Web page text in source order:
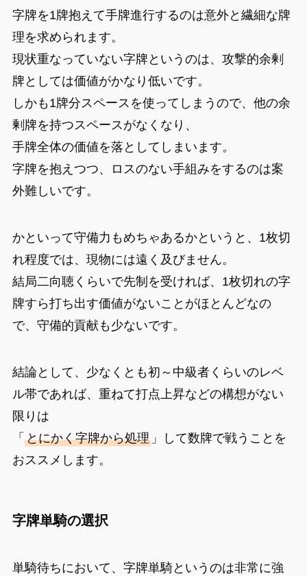
字牌を1牌抱えて手牌進行するのは意外と繊細な牌
理を求められます。
現状重なっていない字牌というのは、攻撃的余剰
牌としては価値がかなり低いです。
しかも1牌分スペースを使ってしまうので、他の余
剰牌を持つスペースがなくなり、
手牌全体の価値を落としてしまいます。
字牌を抱えつつ、ロスのない手組みをするのは案
外難しいです。
かといって守備力もめちゃあるかというと、1枚切
れ程度では、現物には遠く及びません。
結局二向聴くらいで先制を受ければ、1枚切れの字
牌すら打ち出す価値がないことがほとんどなの
で、守備的貢献も少ないです。
結論として、少なくとも初～中級者くらいのレベ
ル帯であれば、重ねて打点上昇などの構想がない
限りは
「 とにかく字牌から処理」して数牌で戦うことを
おススメします。
字牌単騎の選択
単騎待ちにおいて、字牌単騎というのは非常に強